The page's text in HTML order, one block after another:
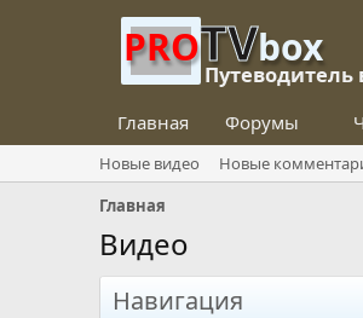
PROTVbox
Путеводитель
Главная Форумы
Новые видео Новые
Главная
Видео
Навигация